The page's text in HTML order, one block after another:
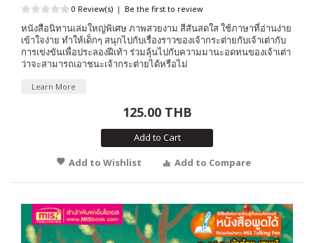
0 Review(s) | Be the first to review
หนังสือนิทานเล่มใหญ่พิเศษ ภาพสวยงาม สีสันสดใส ใช้ภาษาที่อ่านง่าย
เข้าใจง่าย ทำให้เด็กๆ สนุกไปกับเรื่องราวของเจ้ากระต่ายกับเจ้าเต่ากับ
การเข่งขันเพื่อประลองฝีเท้า ร่วมลุ้นไปกับความมานะอดทนของเจ้าเต่า
ว่าจะสามารถเอาชนะเจ้ากระต่ายได้หรือไม่
Learn More
125.00 THB
Add to Cart
Add to Wishlist
Add to Compare